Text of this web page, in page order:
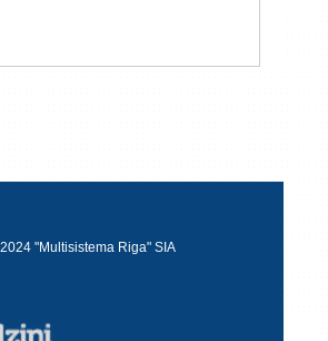
"Multisistema Riga" SIA